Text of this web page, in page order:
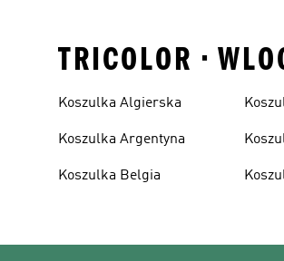
TRICOLOR •
Koszulka Algierska
Koszulka Argentyna
Koszulka Belgia